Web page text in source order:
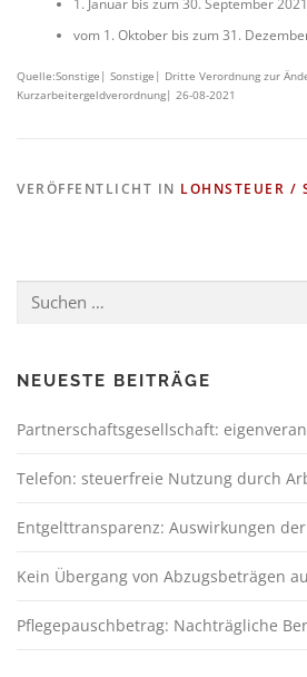
vom 1. Oktober bis zum 31.
Quelle:Sonstige| Sonstige| Dritte Verordnung zur
Kurzarbeitergeldverordnung| 26-08-2021
VERÖFFENTLICHT IN LOHNSTEUER /
NEUESTE BEITRÄGE
Partnerschaftsgesellschaft:
Telefon: steuerfreie Nutzung durch
Entgelttransparenz: Auswirkungen
Kein Übergang von Abzugsbeträgen
Pflegepauschbetrag: Nachträgliche